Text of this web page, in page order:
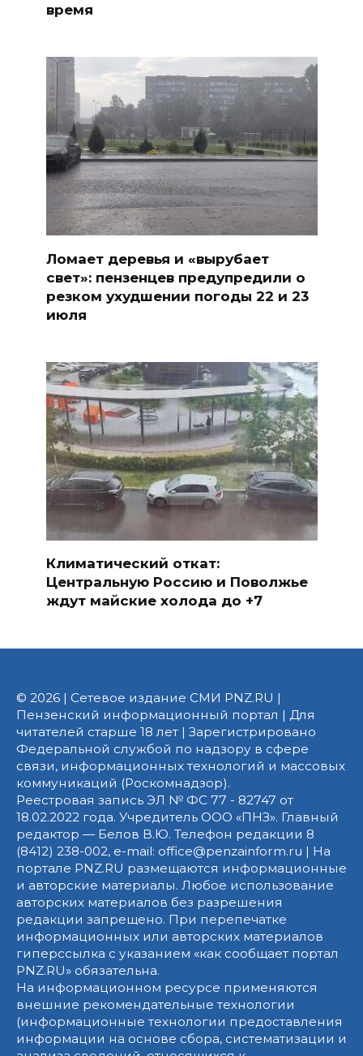
время
Ломает деревья и «вырубает
свет»: пензенцев предупредили о
резком ухудшении погоды 22 и 23
июля
Климатический откат:
Центральную Россию и Поволжье
ждут майские холода до +7
© 2026 | Сетевое издание СМИ PNZ.RU |
Пензенский информационный портал | Для
читателей старше 18 лет | Зарегистрировано
Федеральной службой по надзору в сфере
связи, информационных технологий и массовых
коммуникаций (Роскомнадзор).
Реестровая запись ЭЛ № ФС 77 - 82747 от
18.02.2022 года. Учредитель ООО «ПНЗ». Главный
редактор — Белов В.Ю. Телефон редакции 8
(8412) 238-002, e-mail: office@penzainform.ru | На
портале PNZ.RU размещаются информационные
и авторские материалы. Любое использование
авторских материалов без разрешения
редакции запрещено. При перепечатке
информационных или авторских материалов
гиперссылка с указанием «как сообщает портал
PNZ.RU» обязательна.
На информационном ресурсе применяются
внешние рекомендательные технологии
(информационные технологии предоставления
информации на основе сбора, систематизации и